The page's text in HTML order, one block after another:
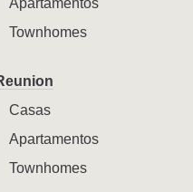
Apartamentos
Townhomes
Casas
Apartamentos
Townhomes